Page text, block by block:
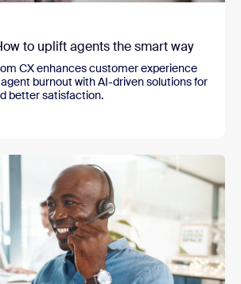
to uplift agents the smart way
CX enhances customer experience
burnout with AI-driven solutions for
better satisfaction.